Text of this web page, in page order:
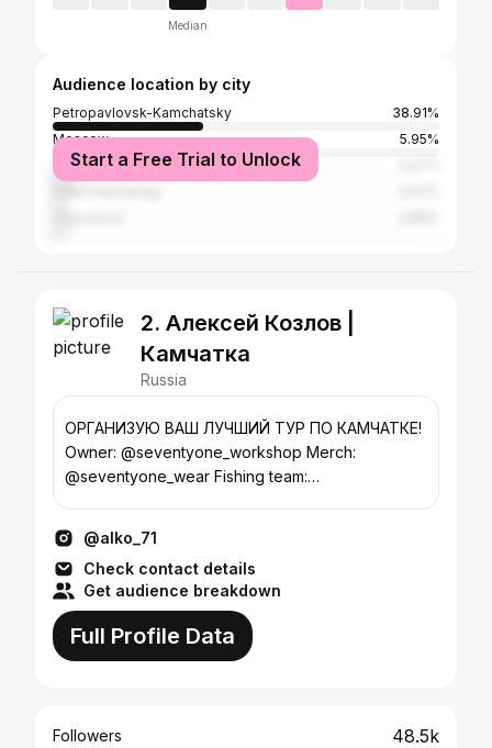
Median
Audience location by city
Petropavlovsk-Kamchatsky
38.91%
Moscow
5.95%
Yakutsk
Start a Free Trial to Unlock
2. Алексей Козлов |
Камчатка
Russia
ОРГАНИЗУЮ ВАШ ЛУЧШИЙ ТУР ПО КАМЧАТКЕ!
Owner: @seventyone_workshop Merch:
@seventyone_wear Fishing team:
@alko_71
Check contact details
Get audience breakdown
Full Profile Data
Followers 48.5k